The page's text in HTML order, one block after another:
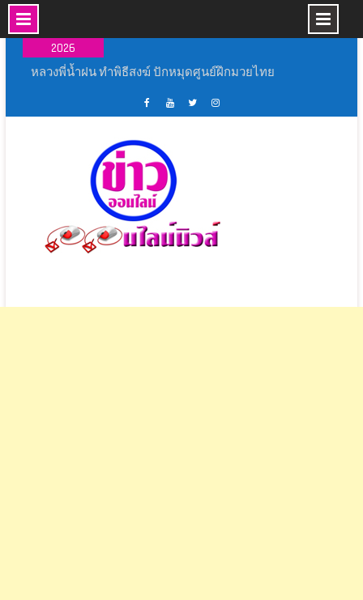
Skip
content
2026
พิธีเปิดงาน ” ร้อยรัก รวมใจ สตรีไทยบางปลาม้า ”
สุพรรณบุรี ผนึกกำลังทุกภาคส่วนฝึกทักษะและเพิ่ม
สุพรรณบุรี จัดยิ่งใหญ่ พิธีเปิดการแข่งขันกีฬา
ภายใน “อู่ทอง เกมส์ 69”
สุพรรณบุรี สโมสรไลออนส์ด่านช้าง ร่วมกับ กิ่ง
กาชาดอำเภอด่านช้าง จัดงานวันแม่ด่านช้าง
ระหว่าง วัน ที่ 6-12 สิงหาคม 2569
หลวงพี่น้ำฝน ทำพิธีสงฆ์ ปักหมุดศูนย์ฝึกมวยไทย
เรือนจำจังกวัดอ่างทอง สมศักดิ์ฯ ประธานในพิธี
บุ้ค
ศูนย์
ข่าว
ออนไลน์
นิ
วส์
ทู้
ปอ
อน
ไลน์
นิ